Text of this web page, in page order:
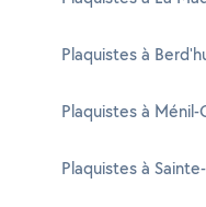
Plaquistes à
Plaquistes à
Plaquistes à